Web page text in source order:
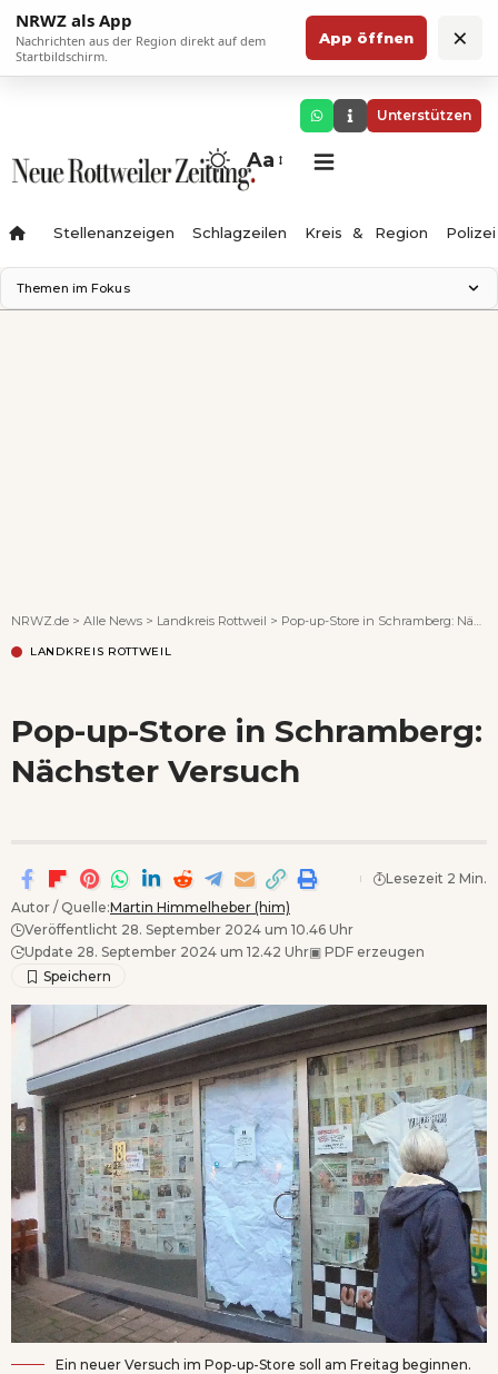
NRWZ als App
Nachrichten aus der Region direkt auf dem
Startbildschirm.
App öffnen ×
Unterstützen
Aa
Stellenanzeigen Schlagzeilen Kreis & Region Polizei
Themen im Fokus
NRWZ.de > Alle News > Landkreis Rottweil > Pop-up-Store in Schramberg: Nächster Versuch
LANDKREIS ROTTWEIL
Pop-up-Store in Schramberg:
Nächster Versuch
Autor / Quelle:Martin Himmelheber (him)
Veröffentlicht 28. September 2024 um 10.46 Uhr
Update 28. September 2024 um 12.42 Uhr▣ PDF erzeugen
Lesezeit 2 Min.
Ein neuer Versuch im Pop-up-Store soll am Freitag beginnen.